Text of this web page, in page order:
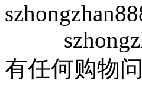
有任何购物